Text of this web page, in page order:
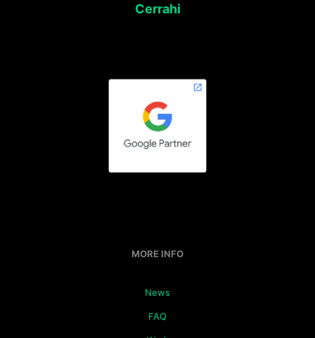
Cerrahi
MORE INFO
News
FAQ